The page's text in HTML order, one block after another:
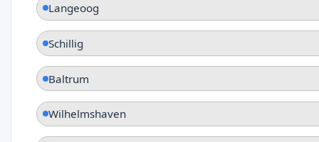
Langeoog
Schillig
Baltrum
Wilhelmshaven